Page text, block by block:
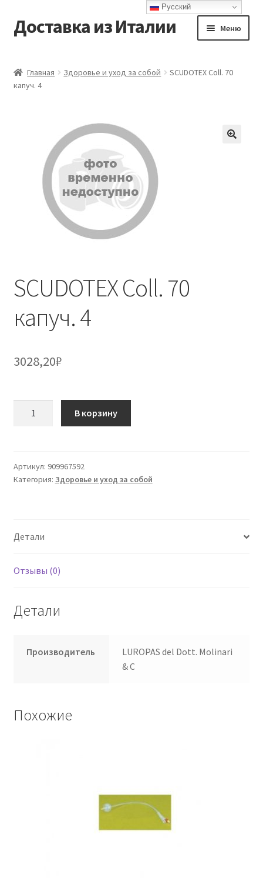
Перейти
к
Перейти
к
Доставка из Италии Меню
Доставка
Оформление заказа
Главная Здоровье и уход за собой
SCUDOTEX Coll. 70
капуч. 4
SCUDOTEX Coll. 70
капуч. 4
3028,20₽
капуч. 4
В корзину
Артикул: 909967592
Категория: Здоровье и уход за собой
Детали
Отзывы (0)
Детали
Производитель
LUROPAS del Dott. Molinari
& C
Похожие
Русский